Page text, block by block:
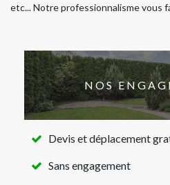
etc... Notre professionnalisme vous
NOS
Devis et déplacement
Sans engagement